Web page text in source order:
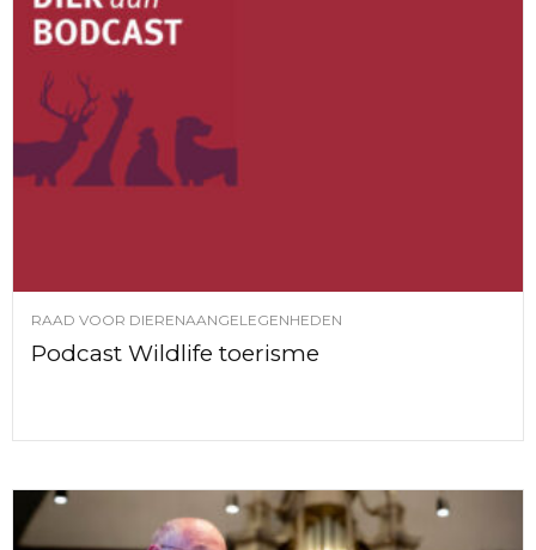
RAAD VOOR DIERENAANGELEGENHEDEN
Podcast Wildlife toerisme